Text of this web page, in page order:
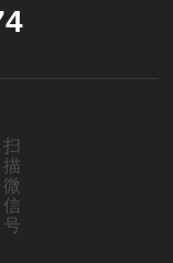
扫
描
微
信
号